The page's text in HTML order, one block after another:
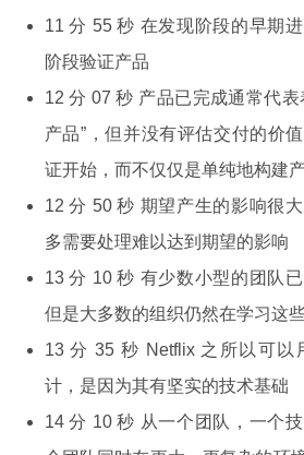
11 分 55 秒 在发现阶段的早期
阶段验证产品
12 分 07 秒 产品已完成通常代
产品”，但并没有评估交付的价
证开始，而不仅仅是单纯地构建
12 分 50 秒 期望产生的影响很
多需要处理难以达到期望的影响
13 分 10 秒 有少数小型的团队
但是大多数的组织仍然在学习这
13 分 35 秒 Netflix 之所以可以
计，是因为其有坚实的技术基础
14 分 10 秒 从一个团队，一个